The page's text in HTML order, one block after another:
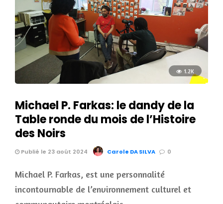
1.2K
Michael P. Farkas: le dandy de la
Table ronde du mois de l’Histoire
des Noirs
Publié le 23 août 2024 Carole DA SILVA 0
Michael P. Farkas, est une personnalité
incontournable de l’environnement culturel et